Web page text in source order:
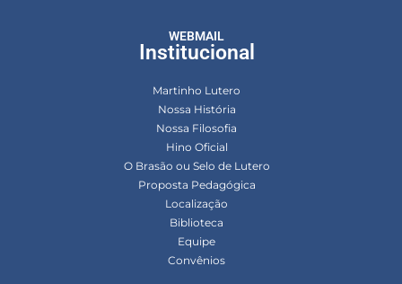
WEBMAIL
Institucional
Martinho Lutero
Nossa História
Nossa Filosofia
Hino Oficial
O Brasão ou Selo de Lutero
Proposta Pedagógica
Localização
Biblioteca
Equipe
Convênios